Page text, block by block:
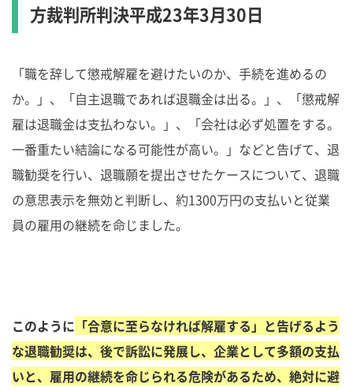
方裁判所判決平成23年3月30日
「職を辞して懲戒解雇を避けたいのか、手続を進めるの
か。」、「自主退職であれば退職金は出る。」、「懲戒解
雇は退職金は支払わない。」、「会社は必ず処置をする。
一番重たい結論になる可能性が高い。」などと告げて、退
職勧奨を行い、退職願を提出させたケースについて、退職
の意思表示を無効と判断し、約1300万円の支払いと従業
員の雇用の継続を命じました。
このように 「合意に至らなければ解雇する」と告げるよう
な退職勧奨は、後で訴訟に発展し、企業として多額の支払
いと、雇用の継続を命じられる危険があるため、絶対に避